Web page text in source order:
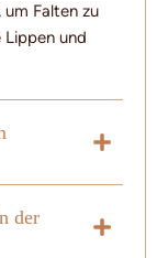
Falten zu
Lippen und
der